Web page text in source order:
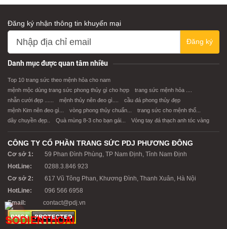
Đăng ký nhận thông tin khuyến mại
Đăng ký
Danh mục được quan tâm nhiều
Top 10 trang sức theo mệnh hỏa cho nam
mệnh mộc dùng trang sức phong thủy gì cho hợp
trang sức mệnh hỏa ....
nhẫn cưới đẹp ......
mệnh thủy nên đeo gì....
cầu đá phong thủy đẹp
mệnh Kim nên đeo gì...
vòng phong thủy chuẩn...
trang sức cho mệnh thổ...
dây chuyền đẹp..
Quà mùng 8-3 cho bạn gái... Vòng tay đá thạch anh tóc vàng
CÔNG TY CỔ PHẦN TRANG SỨC PDJ PHƯƠNG ĐÔNG
Cơ sở 1:
59 Phan Đình Phùng, TP Nam Định, Tỉnh Nam Định
HotLine:
0288.3.846 923
Cơ sở 2:
617 Vũ Tông Phan, Khương Đình, Thanh Xuân, Hà Nội
HotLine:
096 566 6958
Email:
contact@pdj.vn